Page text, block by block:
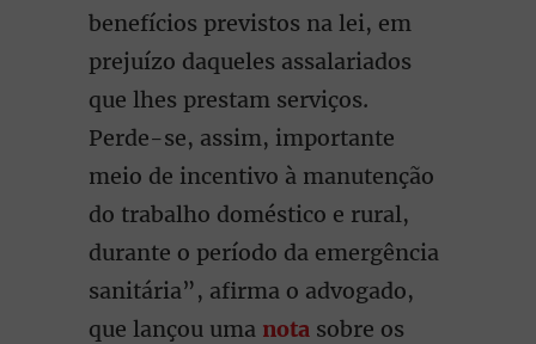
benefícios previstos na lei, em
prejuízo daqueles assalariados
que lhes prestam serviços.
Perde-se, assim, importante
meio de incentivo à manutenção
do trabalho doméstico e rural,
durante o período da emergência
sanitária”, afirma o advogado,
que lançou uma nota sobre os